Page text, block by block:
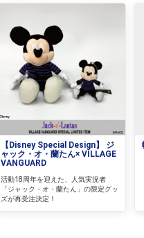
【Disney Special Design】 ジ
ャック・オ・蘭たん× VILLAGE
VANGUARD
活動18周年を迎えた、人気実況者
「ジャック・オ・蘭たん」の限定グッ
ズが再受注決定！